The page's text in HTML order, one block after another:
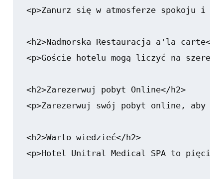
<p>Zanurz się w atmosferze spokoju i
<h2>Nadmorska Restauracja a'la carte</
<p>Goście hotelu mogą liczyć na
<h2>Zarezerwuj pobyt Online</h2>
<p>Zarezerwuj swój pobyt online, aby
<h2>Warto wiedzieć</h2>
<p>Hotel Unitral Medical SPA to